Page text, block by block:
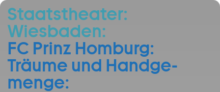
Zum Hauptinhalt springen
Zum Footer springen
Staatstheater:
Wiesbaden:
FC Prinz Homburg:
Träume und Hand­ge­
menge: